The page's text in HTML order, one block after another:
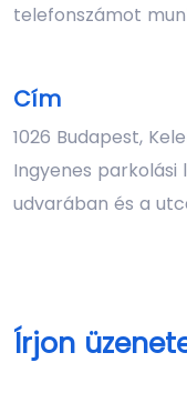
telefonszámot
Cím
1026 Budapest,
Ingyenes
udvarában és a
Írjon